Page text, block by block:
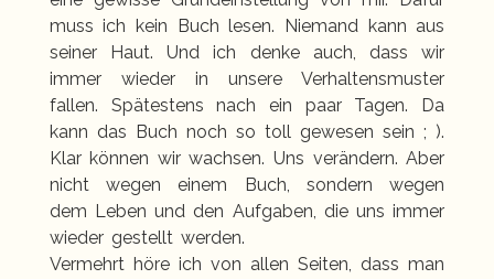
muss ich kein Buch lesen. Niemand kann aus
seiner Haut. Und ich denke auch, dass wir
immer wieder in unsere Verhaltensmuster
fallen. Spätestens nach ein paar Tagen. Da
kann das Buch noch so toll gewesen sein ; ).
Klar können wir wachsen. Uns verändern. Aber
nicht wegen einem Buch, sondern wegen
dem Leben und den Aufgaben, die uns immer
wieder gestellt werden.
Vermehrt höre ich von allen Seiten, dass man